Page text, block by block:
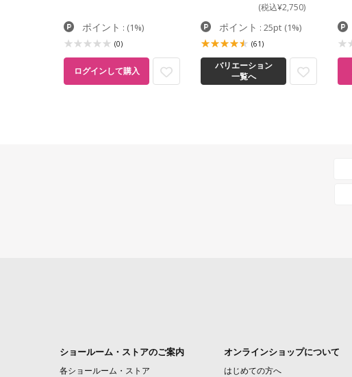
ポイント : (1%)
(0)
ログインして購入
(税込¥2,750)
ポイント : 25pt (1%)
(61)
バリエーション
一覧へ
ショールーム・ストアのご案内
各ショールーム・ストア
オンラインショップについて
はじめての方へ